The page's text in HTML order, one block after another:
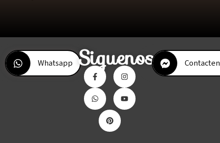
Whatsapp Siguenos